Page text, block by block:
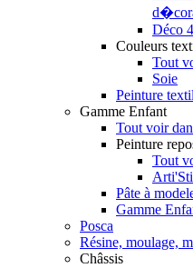
Déco
Couleurs
Tout
Soie
Peinture
Gamme Enfant
Tout voir
Peinture
Tout
Pâte à
Gamme
Posca
Résine, moulage,
Châssis